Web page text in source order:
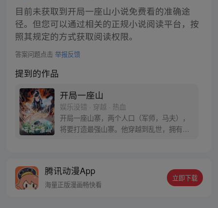
目前未获取到开局一座山小说免费看的准确途
径。但您可以通过相关的正规小说阅读平台，按
照其规定的方式获取阅读权限。
答案问题点击 举报反馈
提到的作品
开局一座山
娱乐没错 · 穿越 · 热血
开局一座山寨，两个人口（军师，马夫），
将要打造最强山寨。他穿越到乱世，拥有一
名震古今，问一声：王侯将相，宁有种乎！
腾讯动漫App
海量正版漫画畅快看
立即下载